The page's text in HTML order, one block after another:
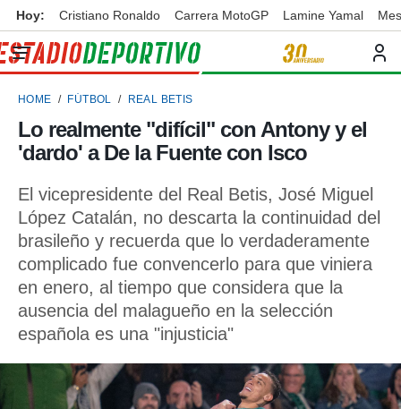
de
por
para
la
calidad.
a este
las
y
forma
digital
Hoy: Cristiano Ronaldo Carrera MotoGP Lamine Yamal
HOME FÚTBOL REAL BETIS
Lo realmente "difícil" con Antony y el
'dardo' a De la Fuente con Isco
El vicepresidente del Real Betis, José Miguel
López Catalán, no descarta la continuidad del
brasileño y recuerda que lo verdaderamente
complicado fue convencerlo para que viniera
en enero, al tiempo que considera que la
ausencia del malagueño en la selección
española es una "injusticia"